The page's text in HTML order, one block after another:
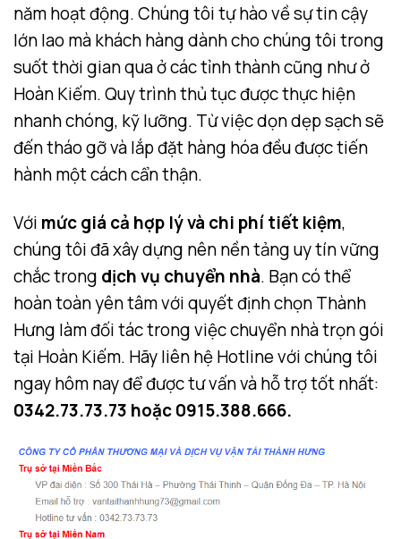
năm hoạt động. Chúng tôi tự hào về sự tin cậy
lớn lao mà khách hàng dành cho chúng tôi trong
suốt thời gian qua ở các tỉnh thành cũng như ở
Hoàn Kiếm. Quy trình thủ tục được thực hiện
nhanh chóng, kỹ lưỡng. Từ việc dọn dẹp sạch sẽ
đến tháo gỡ và lắp đặt hàng hóa đều được tiến
hành một cách cẩn thận.
Với mức giá cả hợp lý và chi phí tiết kiệm,
chúng tôi đã xây dựng nên nền tảng uy tín vững
chắc trong dịch vụ chuyển nhà. Bạn có thể
hoàn toàn yên tâm với quyết định chọn Thành
Hưng làm đối tác trong việc chuyển nhà trọn gói
tại Hoàn Kiếm. Hãy liên hệ Hotline với chúng tôi
ngay hôm nay để được tư vấn và hỗ trợ tốt nhất:
0342.73.73.73 hoặc 0915.388.666.